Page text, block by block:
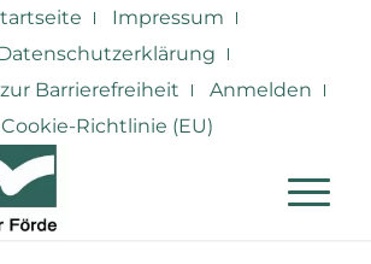
Impressum
Barrierefreiheit
Anmelden
Cookie-Richtlinie (EU)